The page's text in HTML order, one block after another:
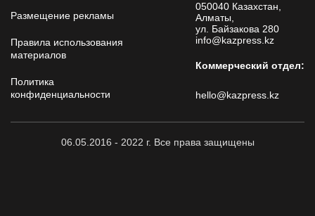
Размещение рекламы
Правила использования
материалов
Политика
конфиденциальности
050040 Казахстан,
Алматы,
ул. Байзакова 280
info@kazpress.kz
Коммерческий отдел:
hello@kazpress.kz
06.05.2016 - 2022 г. Все права защищены